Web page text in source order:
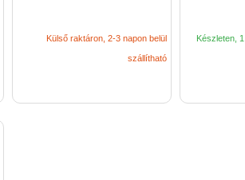
Külső raktáron, 2-3 napon belül
szállítható
Készleten,